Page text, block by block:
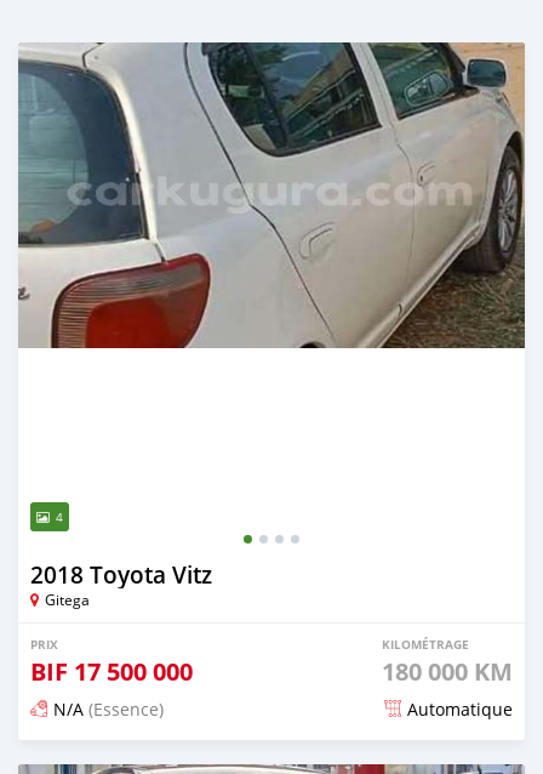
4
2018 Toyota Vitz
Gitega
PRIX
BIF 17 500 000
KILOMÉTRAGE
180 000 KM
N/A (Essence) Automatique
Publié il y a 12 mois